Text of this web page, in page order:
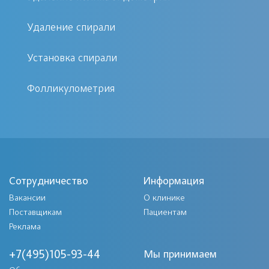
ожидания. Посмотрите отзывы наших
Мы ждём вас в нашей клинике!
Удаление спирали
Установка спирали
Фолликулометрия
Сотрудничество
Вакансии
Поставщикам
Реклама
Информация
О клинике
Пациентам
+7(495)105-93-44 Мы принимаем